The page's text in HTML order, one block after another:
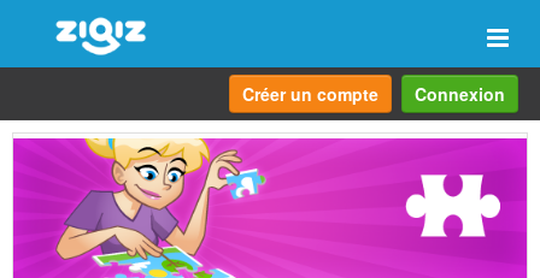
Créer un compte Connexion